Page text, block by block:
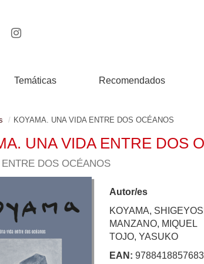
Temáticas Recomendados
KOYAMA. UNA VIDA ENTRE DOS OCÉANOS
UNA VIDA ENTRE DOS
DOS OCÉANOS
Autor/es
KOYAMA,
MANZANO, MIQUEL
TOJO, YASUKO
EAN: 9788418857683